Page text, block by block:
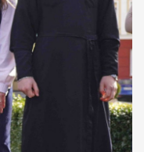
СИЛЬНІ!
де